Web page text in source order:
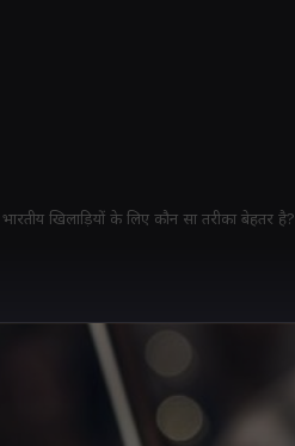
खिलाड़ियों के लिए कौन सा तरीका बेहतर है?